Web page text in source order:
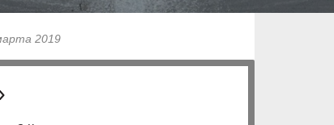
2019